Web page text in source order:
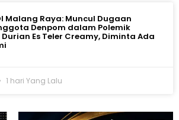
Malang Raya: Muncul Dugaan
Denpom dalam Polemik
Es Teler Creamy, Diminta Ada
1 hari Yang Lalu